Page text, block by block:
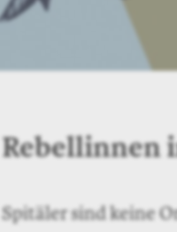
Rebellinnen
Spitäler sind keine